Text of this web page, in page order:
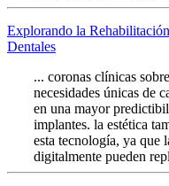
Explorando la
Dentales
... coronas clínicas
necesidades únicas de
en una mayor
implantes. la estética
esta tecnología, ya que
digitalmente pueden